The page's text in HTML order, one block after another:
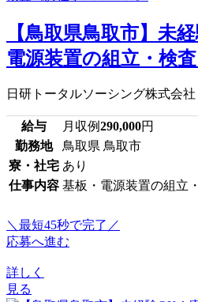
【鳥取県鳥取市】未
電源装置の組立・検
日研トータルソーシング株式会社
給与 月収例290,000円
勤務地
鳥取県 鳥取市
寮・社宅 あり
仕事内容 基板・電源装置の組立
＼最短45秒で完了／
応募へ進む
詳しく
見る